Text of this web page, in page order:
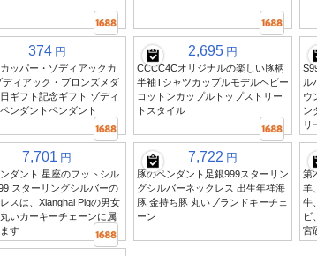
374 円
ッパー・ゾディアックカ
ディアック・ブロンズメダ
ギフト記念ギフト ゾディ
ンダントペンダント
2,695 円
CCCC4Cオリジナルの楽しい豚柄
半袖Tシャツカップルモデルヘビー
コットンカップルトップストリー
トスタイル
ル
ウ
ン
リ
7,701 円
ダント 星座のフットシル
スターリングシルバーの
スは、Xianghai Pigの男女
いカーキーチェーンに属
す
7,722 円
豚のペンダント足銀999スターリン
グシルバーネックレス 出生年祥海
豚 金持ち豚 丸いブランドキーチェ
ーン
第
羊
牛
ビ
宮